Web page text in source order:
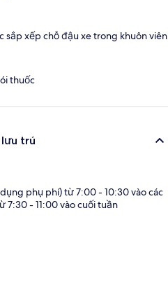
sắp xếp chỗ đậu xe trong khuôn viên
thuốc
trú
phụ phí) từ 7:00 - 10:30 vào các
7:30 - 11:00 vào cuối tuần